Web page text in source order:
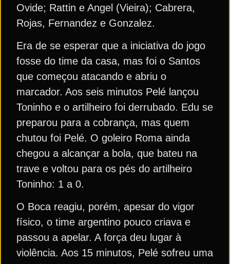
Ovide; Rattin e Angel (Vieira); Cabrera,
Rojas, Fernandez e Gonzalez.
Era de se esperar que a iniciativa do jogo
fosse do time da casa, mas foi o Santos
que começou atacando e abriu o
marcador. Aos seis minutos Pelé lançou
Toninho e o artilheiro foi derrubado. Edu se
preparou para a cobrança, mas quem
chutou foi Pelé. O goleiro Roma ainda
chegou a alcançar a bola, que bateu na
trave e voltou para os pés do artilheiro
Toninho: 1 a 0.
O Boca reagiu, porém, apesar do vigor
físico, o time argentino pouco criava e
passou a apelar. A força deu lugar à
violência. Aos 15 minutos, Pelé sofreu uma